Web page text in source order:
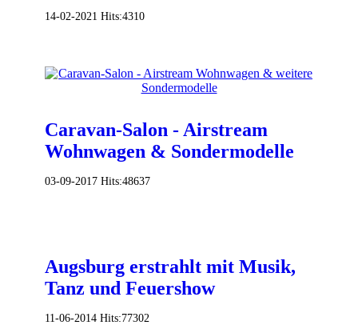
14-02-2021 Hits:4310
Caravan-Salon - Airstream
Wohnwagen & Sondermodelle
03-09-2017 Hits:48637
Augsburg erstrahlt mit Musik,
Tanz und Feuershow
11-06-2014 Hits:77302